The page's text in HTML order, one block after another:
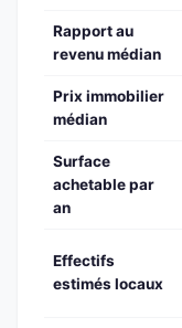
Rapport au
revenu médian
Prix immobilier
médian
Surface
achetable par
an
Effectifs
estimés locaux